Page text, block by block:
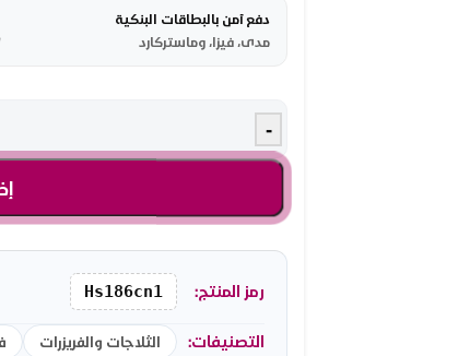
دفع آمن بالبطاقات البنكية
مدى، فيزا، وماستركارد
-
رمز المنتج: Hs186cn1
التصنيفات: الثلاجات والفريزرات